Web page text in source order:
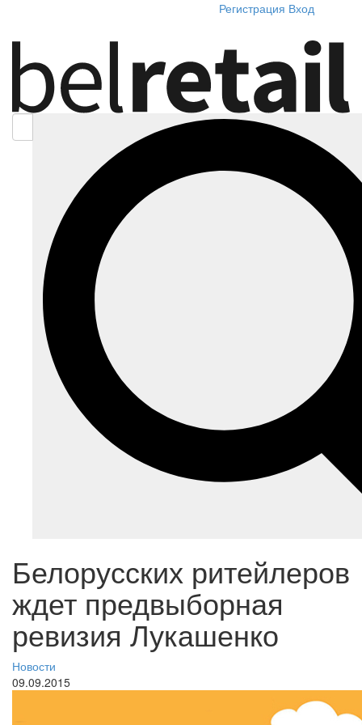
Регистрация Вход
Белорусских ритейлеров
ждет предвыборная
ревизия Лукашенко
Новости
09.09.2015